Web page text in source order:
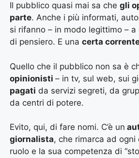
Il pubblico quasi mai sa che gli
parte. Anche i più informati,
si rifanno – in modo legittimo –
di pensiero. E una certa
Quello che il pubblico non sa è
opinionisti – in tv, sul web, sui
pagati da servizi segreti, da
da centri di potere.
Evito, qui, di fare nomi. C’è un
giornalista, che rimarca ad ogni
ruolo e la sua competenza di